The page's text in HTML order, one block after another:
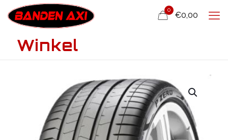
0
€0,00
Winkel